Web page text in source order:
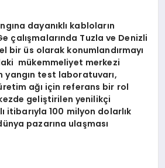
dayanıklı kabloların
çalışmalarında Tuzla ve Denizli
bir üs olarak konumlandırmayı
mükemmeliyet merkezi
yangın test laboratuvarı,
ağı için referans bir rol
geliştirilen yenilikçi
itibarıyla 100 milyon dolarlık
pazarına ulaşması